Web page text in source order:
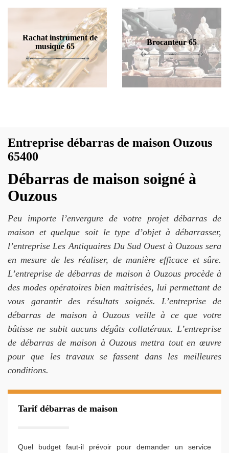
Rachat instrument de
musique 65
Brocanteur 65
Entreprise débarras de maison Ouzous
65400
Débarras de maison soigné à
Ouzous
Peu importe l’envergure de votre projet débarras de
maison et quelque soit le type d’objet à débarrasser,
l’entreprise Les Antiquaires Du Sud Ouest à Ouzous sera
en mesure de les réaliser, de manière efficace et sûre.
L’entreprise de débarras de maison à Ouzous procède à
des modes opératoires bien maitrisées, lui permettant de
vous garantir des résultats soignés. L’entreprise de
débarras de maison à Ouzous veille à ce que votre
bâtisse ne subit aucuns dégâts collatéraux. L’entreprise
de débarras de maison à Ouzous mettra tout en œuvre
pour que les travaux se fassent dans les meilleures
conditions.
Tarif débarras de maison
Quel budget faut-il prévoir pour demander un service